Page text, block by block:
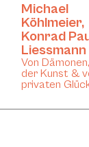
Michael
Köhlmeier,
Konrad
Liessmann
Von
der Kunst &
privaten